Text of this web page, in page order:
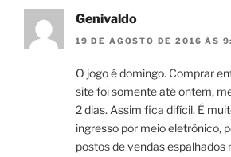
Genivaldo
19 DE AGOSTO DE 2016 ÀS
O jogo é domingo. Comprar
site foi somente até ontem,
2 dias. Assim fica difícil. É
ingresso por meio eletrônico,
postos de vendas espalhados